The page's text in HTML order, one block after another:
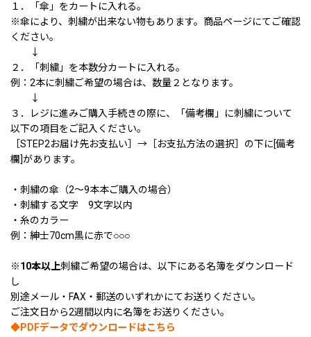
１．「傘」をカートに入れる。
※傘により、刺繍が出来ない物もあります。商品ページにてご確認
ください。
↓
２．「刺繍」を本数分カートに入れる。
例：2本に刺繍ご希望の場合は、数量２となります。
↓
３．レジに進みご購入手続きの際に、「備考欄」に刺繍について
以下の項目をご記入ください。
［STEP2お届け先お支払い］→［お支払方法の選択］の下に[備考
欄]があります。
・刺繍の傘（2〜9本本ご購入の場合）
・刺繍する文字 9文字以内
・糸のカラー
例：紳士70cm黒に赤で○○○
※10本以上刺繍ご希望の場合は、以下にある名簿をダウンロード
し
別途メール・FAX・郵送のいずれかにてお送りください。
ご注文日から2週間以内に名簿をお送りください。
◆PDFデータでダウンロードはこちら